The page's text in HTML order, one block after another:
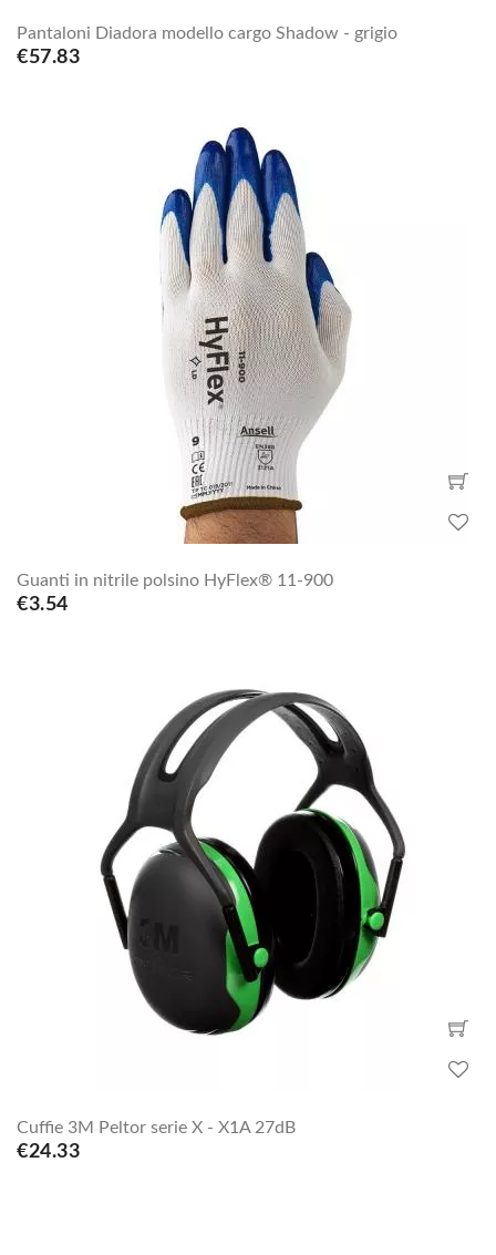
Pantaloni Diadora modello cargo Shadow - grigio
€57.83
Guanti in nitrile polsino HyFlex® 11-900
€3.54
Cuffie 3M Peltor serie X - X1A 27dB
€24.33